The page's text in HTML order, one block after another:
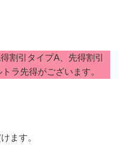
割引タイプA、先得割引
ラ先得がございます。
ます。